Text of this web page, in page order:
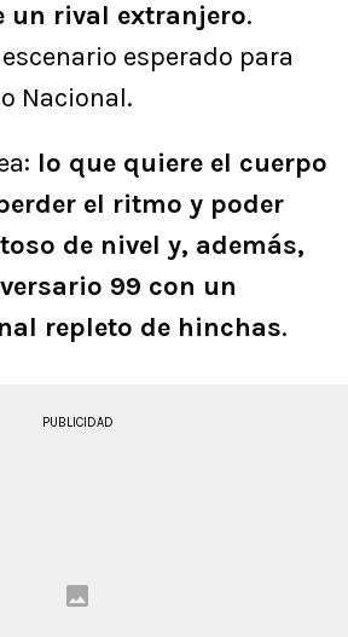
un rival extranjero.
esperado para
Nacional.
lo que quiere el cuerpo
el ritmo y poder
de nivel y, además,
99 con un
repleto de hinchas.
PUBLICIDAD